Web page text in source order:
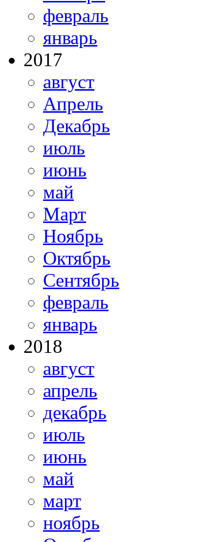
февраль
январь
2017
август
Апрель
Декабрь
июль
июнь
май
Март
Ноябрь
Октябрь
Сентябрь
февраль
январь
2018
август
апрель
декабрь
июль
июнь
май
март
ноябрь